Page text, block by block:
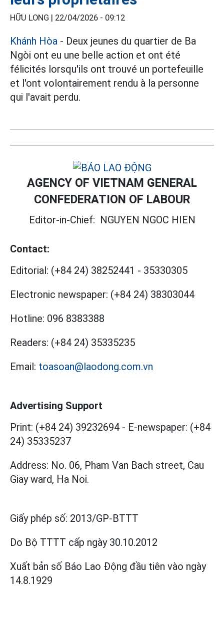
HỮU LONG | 22/04/2026 - 09:12
Khánh Hòa - Deux jeunes du quartier de Ba
Ngòi ont eu une belle action et ont été
félicités lorsqu'ils ont trouvé un portefeuille
et l'ont volontairement rendu à la personne
qui l'avait perdu.
AGENCY OF VIETNAM GENERAL
CONFEDERATION OF LABOUR
Editor-in-Chief: NGUYEN NGOC HIEN
Contact:
Editorial: (+84 24) 38252441 - 35330305
Electronic newspaper: (+84 24) 38303044
Hotline: 096 8383388
Readers: (+84 24) 35335235
Email: toasoan@laodong.com.vn
Advertising Support
Print: (+84 24) 39232694 - E-newspaper: (+84
24) 35335237
Address: No. 06, Pham Van Bach street, Cau
Giay ward, Ha Noi.
Giấy phép số: 2013/GP-BTTT
Do Bộ TTTT cấp ngày 30.10.2012
Xuất bản số Báo Lao Động đầu tiên vào ngày
14.8.1929